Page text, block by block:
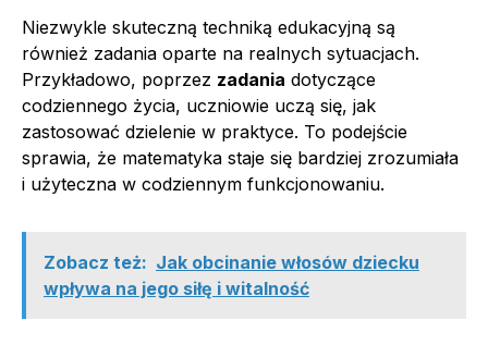
Niezwykle skuteczną techniką edukacyjną są
również zadania oparte na realnych sytuacjach.
Przykładowo, poprzez zadania dotyczące
codziennego życia, uczniowie uczą się, jak
zastosować dzielenie w praktyce. To podejście
sprawia, że matematyka staje się bardziej zrozumiała
i użyteczna w codziennym funkcjonowaniu.
Zobacz też: Jak obcinanie włosów dziecku
wpływa na jego siłę i witalność